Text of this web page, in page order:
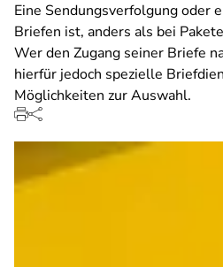
Eine Sendungsverfolgung oder
Briefen ist, anders als bei
Wer den Zugang seiner Briefe
hierfür jedoch spezielle
Möglichkeiten zur Auswahl.